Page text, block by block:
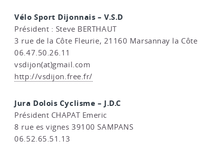
Vélo Sport Dijonnais – V.S.D
Président : Steve BERTHAUT
3 rue de la Côte Fleurie, 21160 Marsannay la Côte
06.47.50.26.11
vsdijon(at)gmail.com
http://vsdijon.free.fr/
Jura Dolois Cyclisme – J.D.C
Président CHAPAT Emeric
8 rue es vignes 39100 SAMPANS
06.52.65.51.13